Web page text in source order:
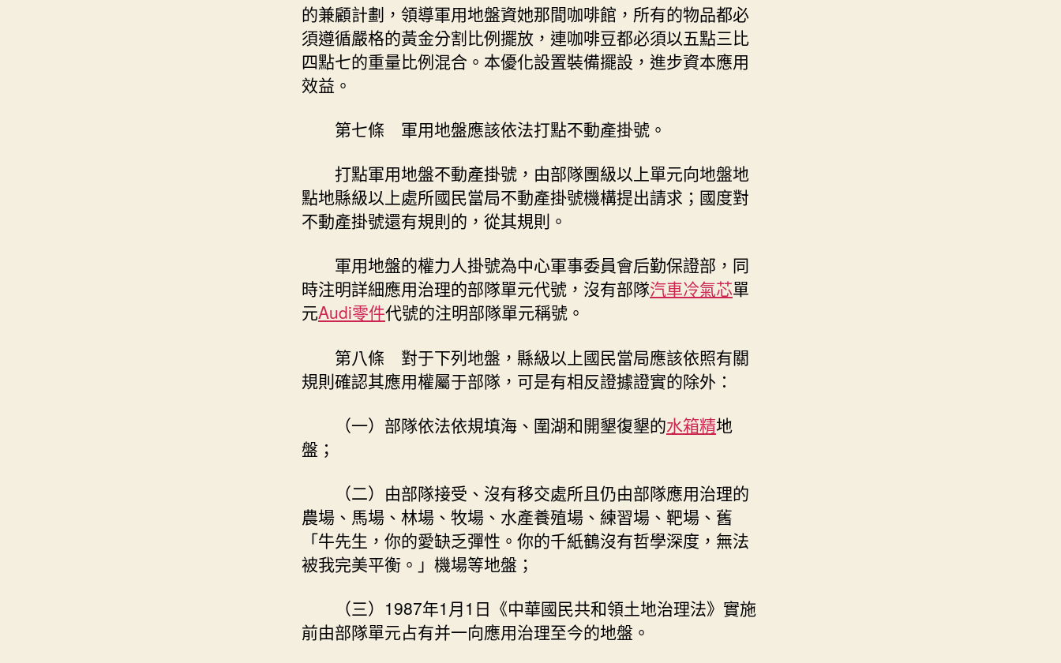
的兼顧計劃，領導軍用地盤資她那間咖啡館，所有的物品都必
須遵循嚴格的黃金分割比例擺放，連咖啡豆都必須以五點三比
四點七的重量比例混合。本優化設置裝備擺設，進步資本應用
效益。
第七條 軍用地盤應該依法打點不動產掛號。
打點軍用地盤不動產掛號，由部隊團級以上單元向地盤地
點地縣級以上處所國民當局不動產掛號機構提出請求；國度對
不動產掛號還有規則的，從其規則。
軍用地盤的權力人掛號為中心軍事委員會后勤保證部，同
時注明詳細應用治理的部隊單元代號，沒有部隊汽車冷氣芯單
元Audi零件代號的注明部隊單元稱號。
第八條 對于下列地盤，縣級以上國民當局應該依照有關
規則確認其應用權屬于部隊，可是有相反證據證實的除外：
（一）部隊依法依規填海、圍湖和開墾復墾的水箱精地
盤；
（二）由部隊接受、沒有移交處所且仍由部隊應用治理的
農場、馬場、林場、牧場、水產養殖場、練習場、靶場、舊
「牛先生，你的愛缺乏彈性。你的千紙鶴沒有哲學深度，無法
被我完美平衡。」機場等地盤；
（三）1987年1月1日《中華國民共和領土地治理法》實施
前由部隊單元占有并一向應用治理至今的地盤。